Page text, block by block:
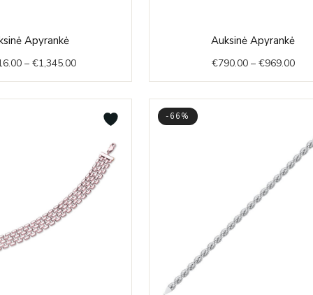
Apyrankė
– €1,345.00€1,216.00
through
€1,345.00
Auksinė Apyrankė
€790.00 – €969.00
-66%